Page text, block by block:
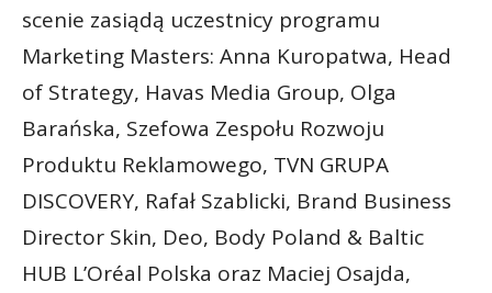
scenie zasiądą uczestnicy programu
Marketing Masters: Anna Kuropatwa, Head
of Strategy, Havas Media Group, Olga
Barańska, Szefowa Zespołu Rozwoju
Produktu Reklamowego, TVN GRUPA
DISCOVERY, Rafał Szablicki, Brand Business
Director Skin, Deo, Body Poland & Baltic
HUB L’Oréal Polska oraz Maciej Osajda,